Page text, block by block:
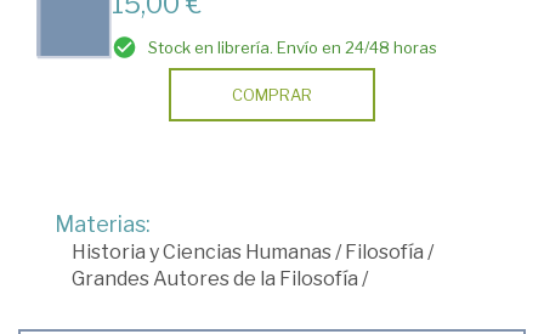
Stock en librería. Envío en 24/48 horas
COMPRAR
Materias:
Historia y Ciencias Humanas /Filosofía /
Grandes Autores de la Filosofía /